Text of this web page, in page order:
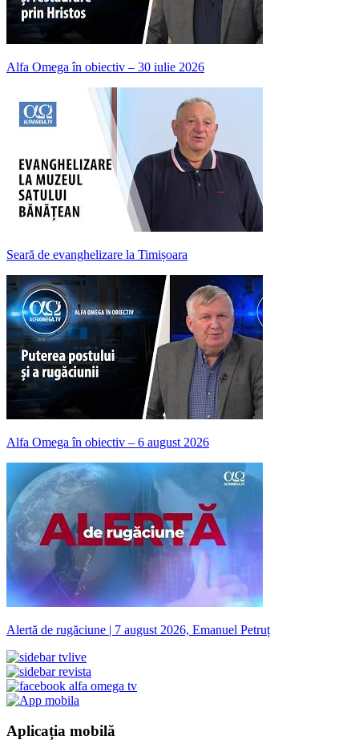
Alfa Omega în obiectiv – 30 iulie 2026
Seară de evanghelizare la Timișoara
Alfa Omega în obiectiv – 6 august 2026
Alertă de rugăciune | 7 august 2026, Emanuel Petruț
Aplicația mobilă